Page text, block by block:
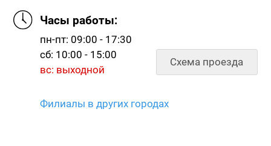
Часы работы:
пн-пт: 09:00 - 17:30
сб: 10:00 - 15:00
вс: выходной
Схема проезда
Филиалы в других городах